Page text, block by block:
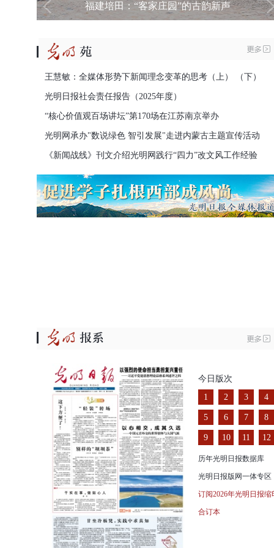
福建培田：“客家庄园”的古韵新声
第九届进博会首批展品从奥地利启运
王慧敏：全媒体形势下新闻理念变革的思考（上） （下）
光明日报社会责任报告（2025年度）
“核心价值观百场讲坛”第170场在江苏南京举办
光明网承办"数说绿色 智引发展"走进内蒙古主题宣传活动
《新闻战线》刊文介绍光明网践行“四力”改文风工作经验
今日版次
1
2 3 4
5 6 7 8
9 10 11 12
历年光明日报数据库
光明日报版网一体专区
订阅2026年光明日报缩
合订本